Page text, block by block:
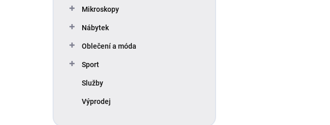
Mikroskopy
Nábytek
Oblečení a móda
Sport
Služby
Výprodej